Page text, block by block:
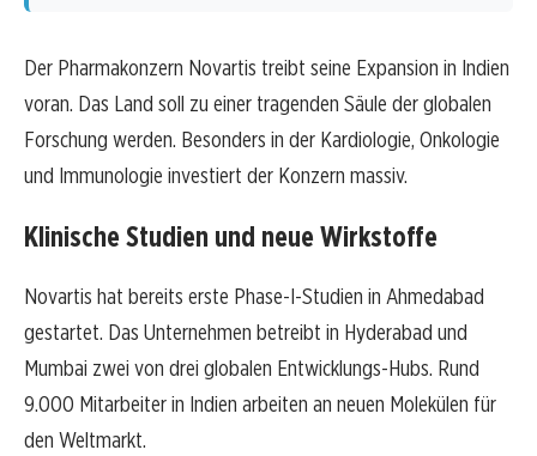
Der Pharmakonzern Novartis treibt seine Expansion in Indien
voran. Das Land soll zu einer tragenden Säule der globalen
Forschung werden. Besonders in der Kardiologie, Onkologie
und Immunologie investiert der Konzern massiv.
Klinische Studien und neue Wirkstoffe
Novartis hat bereits erste Phase-I-Studien in Ahmedabad
gestartet. Das Unternehmen betreibt in Hyderabad und
Mumbai zwei von drei globalen Entwicklungs-Hubs. Rund
9.000 Mitarbeiter in Indien arbeiten an neuen Molekülen für
den Weltmarkt.